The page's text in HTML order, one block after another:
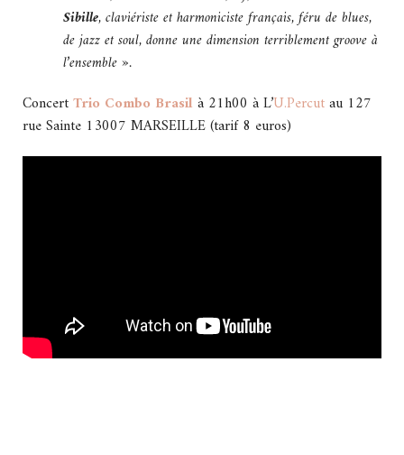
Sibille, claviériste et harmoniciste français, féru de blues,
de jazz et soul, donne une dimension terriblement groove à
l’ensemble ».
ConcertTrio Combo Brasil à 21h00 à L’U.Percutau 127
rue Sainte 13007 MARSEILLE (tarif 8 euros)